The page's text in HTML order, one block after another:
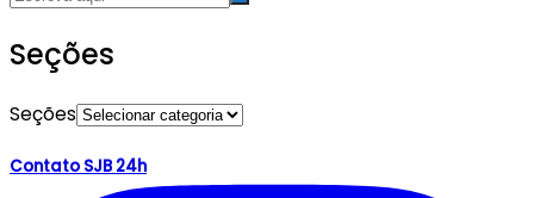
Seções
Seções
Contato SJB 24h